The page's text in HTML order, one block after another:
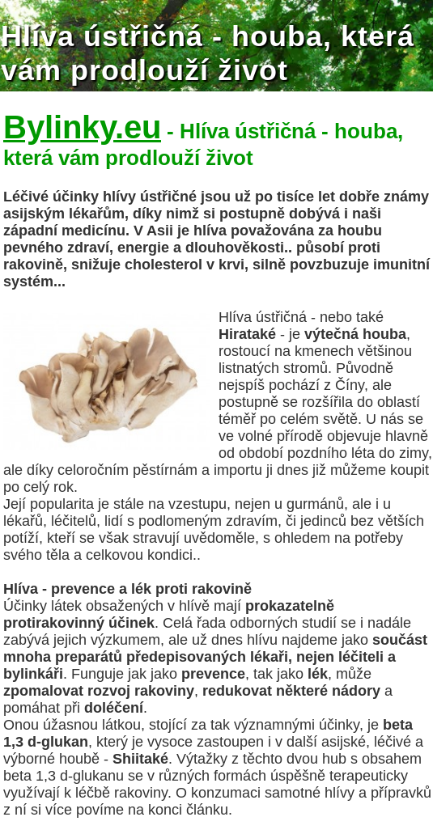
Hlíva ústřičná - houba, která
vám prodlouží život
Bylinky.eu - Hlíva ústřičná - houba,
která vám prodlouží život
Léčivé účinky hlívy ústřičné jsou už po tisíce let dobře známy
asijským lékařům, díky nimž si postupně dobývá i naši
západní medicínu. V Asii je hlíva považována za houbu
pevného zdraví, energie a dlouhověkosti.. působí proti
rakovině, snižuje cholesterol v krvi, silně povzbuzuje imunitní
systém...
Hlíva ústřičná - nebo také
Hirataké - je výtečná houba,
rostoucí na kmenech většinou
listnatých stromů. Původně
nejspíš pochází z Číny, ale
postupně se rozšířila do oblastí
téměř po celém světě. U nás se
ve volné přírodě objevuje hlavně
od období pozdního léta do zimy,
ale díky celoročním pěstírnám a importu ji dnes již můžeme koupit
po celý rok.
Její popularita je stále na vzestupu, nejen u gurmánů, ale i u
lékařů, léčitelů, lidí s podlomeným zdravím, či jedinců bez větších
potíží, kteří se však stravují uvědoměle, s ohledem na potřeby
svého těla a celkovou kondici..
Hlíva - prevence a lék proti rakovině
Účinky látek obsažených v hlívě mají prokazatelně
protirakovinný účinek. Celá řada odborných studií se i nadále
zabývá jejich výzkumem, ale už dnes hlívu najdeme jako součást
mnoha preparátů předepisovaných lékaři, nejen léčiteli a
bylinkáři. Funguje jak jako prevence, tak jako lék, může
zpomalovat rozvoj rakoviny, redukovat některé nádory a
pomáhat při doléčení.
Onou úžasnou látkou, stojící za tak významnými účinky, je beta
1,3 d-glukan, který je vysoce zastoupen i v další asijské, léčivé a
výborné houbě - Shiitaké. Výtažky z těchto dvou hub s obsahem
beta 1,3 d-glukanu se v různých formách úspěšně terapeuticky
využívají k léčbě rakoviny. O konzumaci samotné hlívy a přípravků
z ní si více povíme na konci článku.